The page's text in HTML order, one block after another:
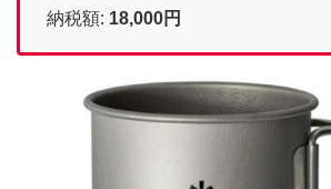
納税額: 18,000円